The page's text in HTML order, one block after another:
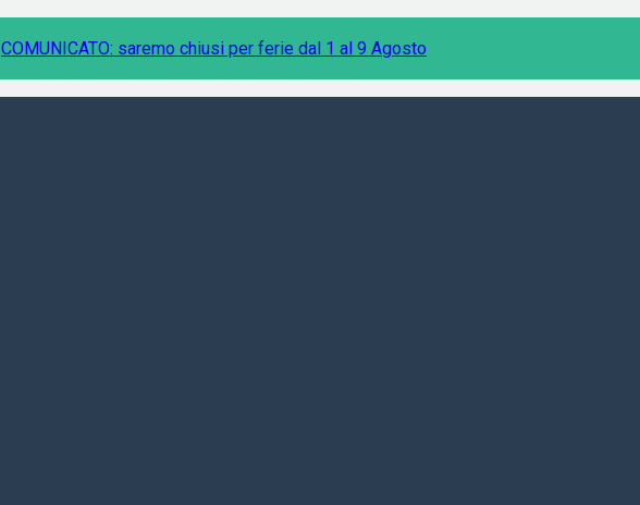
COMUNICATO: saremo chiusi per ferie dal 1 al 9 Agosto